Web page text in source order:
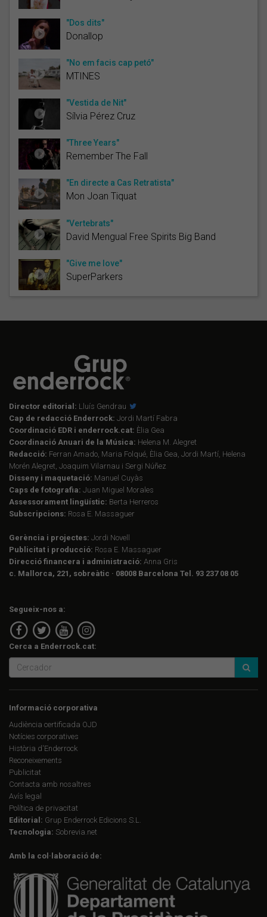
"Dos dits"
Donallop
"No em facis cap petó"
MTINES
"Vestida de Nit"
Sílvia Pérez Cruz
"Three Years"
Remember The Fall
"En directe a Cas Retratista"
Mon Joan Tiquat
"Vertebrats"
David Mengual Free Spirits Big Band
"Give me love"
SuperParkers
Director editorial: Lluís Gendrau
Cap de redacció Enderrock: Jordi Martí Fabra
Coordinació EDR i enderrock.cat: Èlia Gea
Coordinació Anuari de la Música: Helena M. Alegret
Redacció: Ferran Amado, Maria Folqué, Èlia Gea, Jordi Martí, Helena
Morén Alegret, Joaquim Vilarnau i Sergi Núñez
Disseny i maquetació: Manuel Cuyàs
Caps de fotografia: Juan Miguel Morales
Assessorament lingüístic: Berta Herreros
Subscripcions: Rosa E. Massaguer
Gerència i projectes: Jordi Novell
Publicitat i producció: Rosa E. Massaguer
Direcció financera i administració: Anna Gris
c. Mallorca, 221, sobreàtic · 08008 Barcelona Tel. 93 237 08 05
Segueix-nos a:
Cerca a Enderrock.cat:
Informació corporativa
Audiència certificada OJD
Notícies corporatives
Història d'Enderrock
Reconeixements
Publicitat
Contacta amb nosaltres
Avís legal
Política de privacitat
Editorial: Grup Enderrock Edicions S.L.
Tecnologia: Sobrevia.net
Amb la col·laboració de: